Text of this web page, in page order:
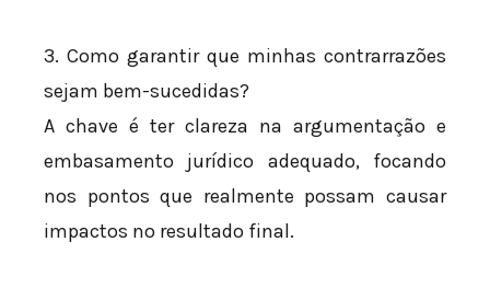
3. Como garantir que minhas contrarrazões
sejam bem-sucedidas?
A chave é ter clareza na argumentação e
embasamento jurídico adequado, focando
nos pontos que realmente possam causar
impactos no resultado final.